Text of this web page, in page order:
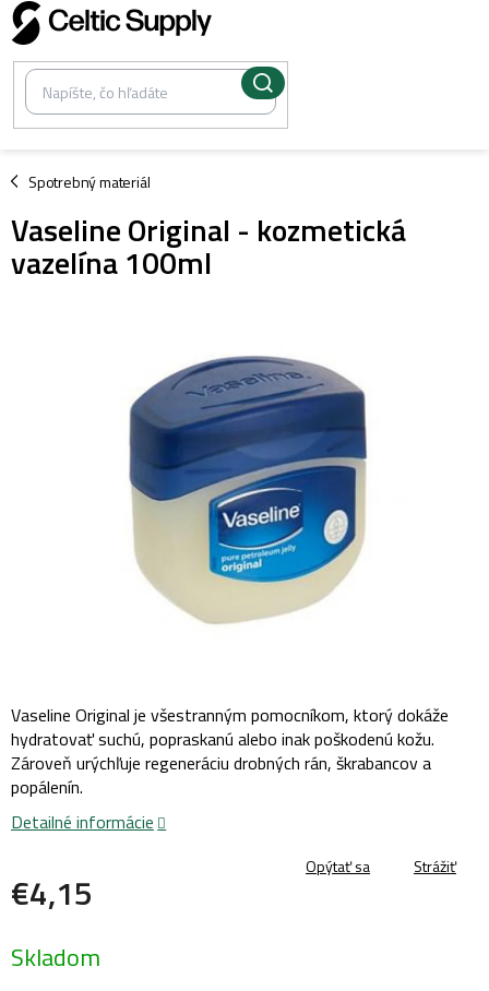
Prejsť
na
obsah
Spotrebný materiál
/
Vaseline Original - kozmetická
vazelína 100ml
€4,15
cena:
Skladom
Vaseline Original je všestranným pomocníkom, ktorý dokáže
hydratovať suchú, popraskanú alebo inak poškodenú kožu.
Zároveň urýchľuje regeneráciu drobných rán, škrabancov a
popálenín.
Detailné informácie
Opýtať sa Strážiť